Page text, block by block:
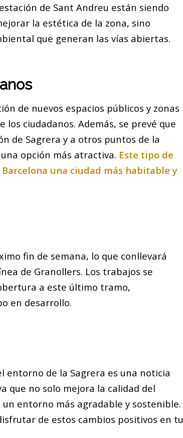
de Sant Andreu están siendo
la estética de la zona, sino
que generan las vías abiertas.
de nuevos espacios públicos y zonas
ciudadanos. Además, se prevé que
de Sagrera y a otros puntos de la
opción más atractiva. Este tipo de
una ciudad más habitable y
fin de semana, lo que conllevará
de Granollers. Los trabajos se
a este último tramo,
en desarrollo.
entorno de la Sagrera es una noticia
que no solo mejora la calidad del
entorno más agradable y sostenible.
de estos cambios positivos en tu